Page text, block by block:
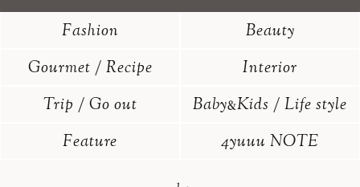
Fashion
Beauty
Gourmet / Recipe
Interior
Trip / Go out
Baby&Kids / Life style
Feature
4yuuu NOTE